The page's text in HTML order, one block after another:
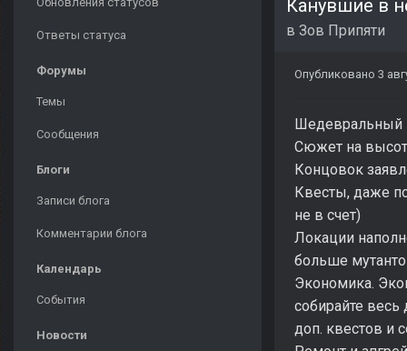
Ответы статуса
Форумы
Темы
Сообщения
Блоги
Записи блога
Комментарии блога
Календарь
События
Новости
Канувшие в
в Зов Припяти
Опубликовано 3
Шедевральный
Сюжет на
Концовок
Квесты, даже
не в счет)
Локации
больше
Экономика.
собирайте
доп. квестов и